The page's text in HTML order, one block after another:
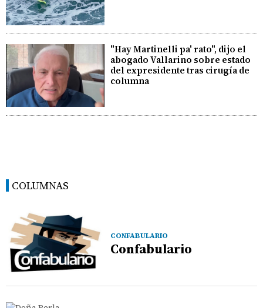
"Hay Martinelli pa' rato", dijo el
abogado Vallarino sobre estado
del expresidente tras cirugía de
columna
COLUMNAS
CONFABULARIO
Confabulario